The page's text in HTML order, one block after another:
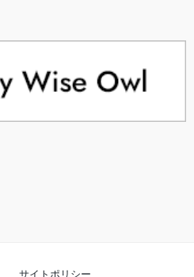
サイトポリシー